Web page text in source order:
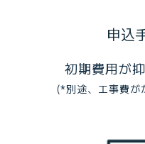
申込
初期費用が
(*別途、工事費が